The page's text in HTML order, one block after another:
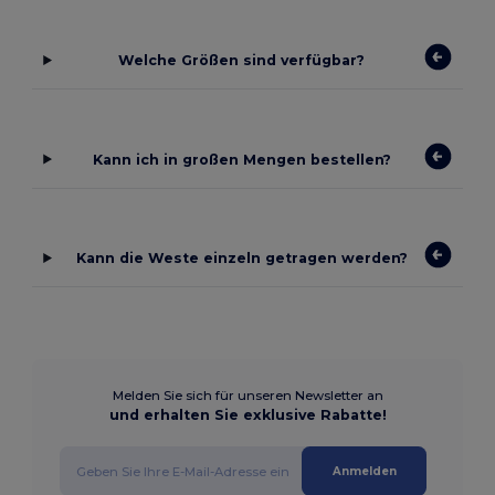
Welche Größen sind verfügbar?
Kann ich in großen Mengen bestellen?
Kann die Weste einzeln getragen werden?
Melden Sie sich für unseren Newsletter an
und erhalten Sie exklusive Rabatte!
Anmelden